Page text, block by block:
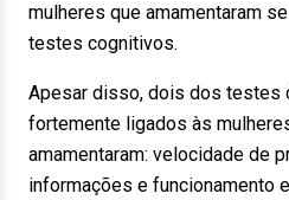
mulheres que amamentaram
testes cognitivos.
Apesar disso, dois dos testes
fortemente ligados às
amamentaram: velocidade de
informações e funcionamento